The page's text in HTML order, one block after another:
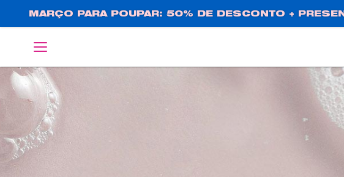
conteúdo
principal
MARÇO PARA POUPAR: 50% DE DESCONTO +
English